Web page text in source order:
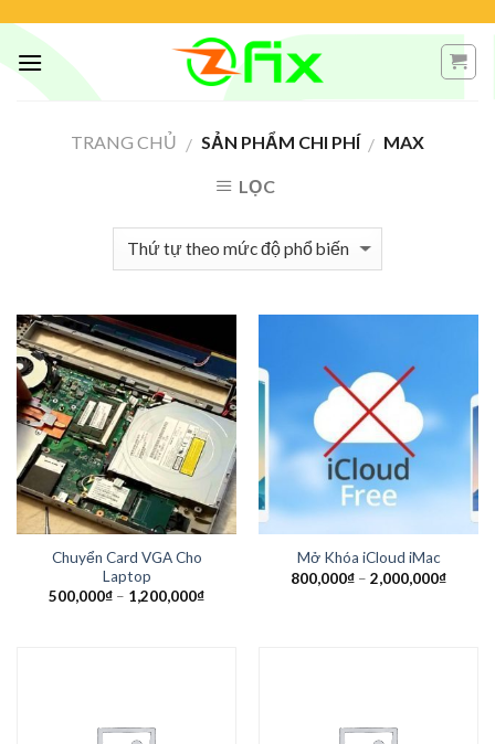
content
TRANG CHỦ / SẢN PHẨM CHI PHÍ / MAX
LỌC
Chuyển Card VGA Cho
Laptop
500,000₫ – 1,200,000₫
Mở Khóa iCloud iMac
800,000₫ – 2,000,000₫